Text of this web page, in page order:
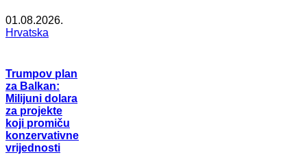
01.08.2026.
Hrvatska
Trumpov plan
za Balkan:
Milijuni dolara
za projekte
koji promiču
konzervativne
vrijednosti